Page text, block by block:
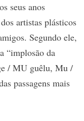
seus anos
artistas plásticos
Segundo ele,
“implosão da
/ MU guêlu, Mu /
passagens mais